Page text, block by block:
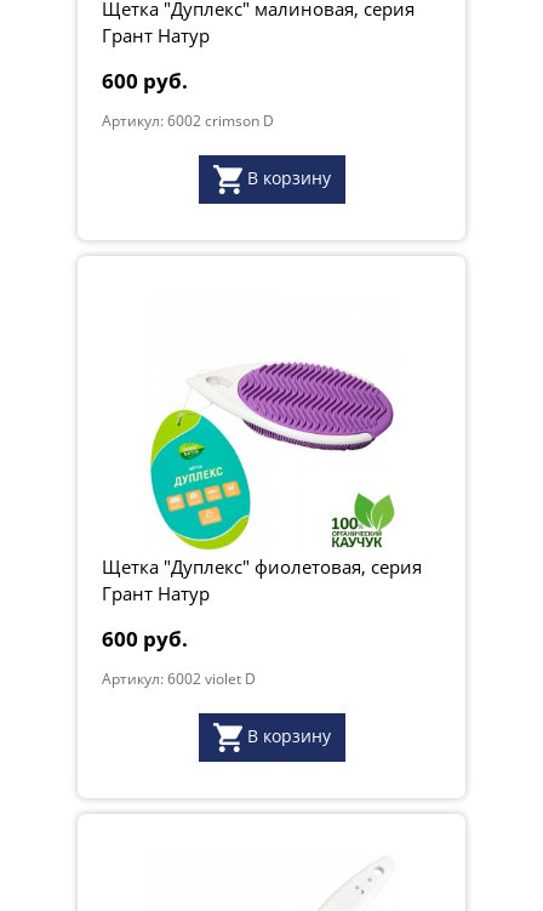
Щетка "Дуплекс" малиновая, серия
Грант Натур
600 руб.
Артикул: 6002 crimson D
В корзину
Щетка "Дуплекс" фиолетовая, серия
Грант Натур
600 руб.
Артикул: 6002 violet D
В корзину